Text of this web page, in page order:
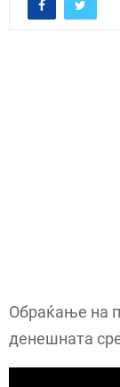
Обраќање на
денешната